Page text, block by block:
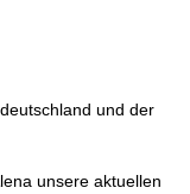
und der
unsere aktuellen